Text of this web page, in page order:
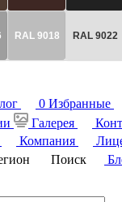
RAL 9018 RAL 9022
0 Избранные
Галерея
Компания
Поиск